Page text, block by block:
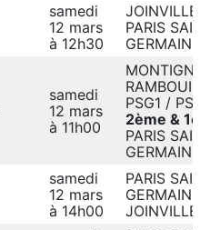
samedi
12 mars
à 12h30
JOINVILLE
PARIS SAINT-
GERMAIN
samedi
12 mars
à 11h00
MONTIGNY /
PSG1 / PSG2
2ème & 1er
PARIS SAINT-
GERMAIN
samedi
12 mars
à 14h00
PARIS SAINT-
GERMAIN
JOINVILLE